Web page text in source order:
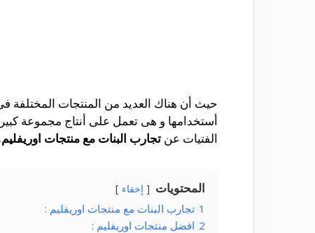
حيث أن هناك العديد من المنتجات المختلفة
أستخدامها و هى تعمل على أنتاج مجموعة
الفتيات عن تجارب البنات مع منتجات
المحتويات إخفاء
1 تجارب البنات مع منتجات اوريفليم :
2 افضل منتجات اوريفليم :